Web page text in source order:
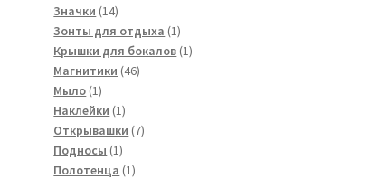
товара
Значки 1414
товаров
Зонты для отдыха 11
товар
Крышки для бокалов 11
Магнитики 4646
Мыло 11
товар
Наклейки 11
товар
Открывашки 77
Подносы 11
товар
Полотенца 11